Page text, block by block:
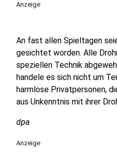
Anzeige
An fast allen Spieltagen
gesichtet worden. Alle
speziellen Technik
handele es sich nicht um
harmlose Privatpersonen,
aus Unkenntnis mit ihrer
dpa
Anzeige